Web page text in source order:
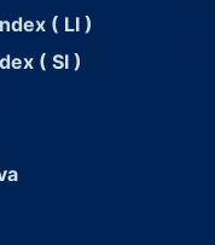
( LI )
( SI )